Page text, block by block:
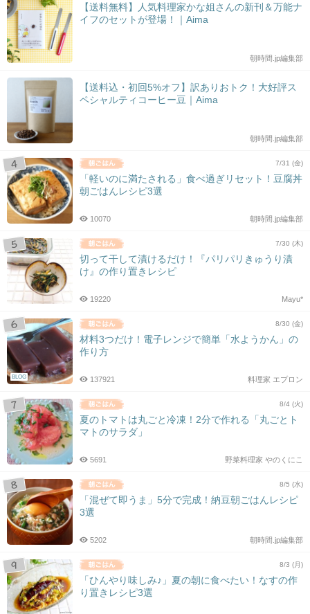
【送料無料】人気料理家かな姐さんの新刊＆万能ナ
イフのセットが登場！｜Aima
朝時間.jp編集部
【送料込・初回5%オフ】訳ありおトク！大好評ス
ペシャルティコーヒー豆｜Aima
朝時間.jp編集部
7/31 (金)
「軽いのに満たされる」食べ過ぎリセット！豆腐丼
朝ごはんレシピ3選
朝時間.jp編集部
10070
7/30 (木)
切って干して漬けるだけ！『パリパリきゅうり漬
け』の作り置きレシピ
Mayu*
19220
BLOG
8/30 (金)
材料3つだけ！電子レンジで簡単「水ようかん」の
作り方
料理家 エプロン
137921
8/4 (火)
夏のトマトは丸ごと冷凍！2分で作れる「丸ごとト
マトのサラダ」
野菜料理家 やのくにこ
5691
8/5 (水)
「混ぜて即うま」5分で完成！納豆朝ごはんレシピ
3選
朝時間.jp編集部
5202
8/3 (月)
「ひんやり味しみ♪」夏の朝に食べたい！なすの作
り置きレシピ3選